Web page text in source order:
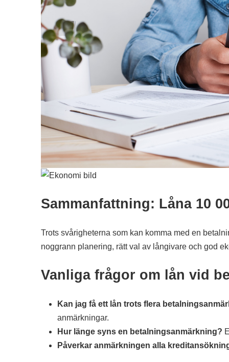
Sammanfattning: Låna 10
Trots svårigheterna som kan komma med en
noggrann planering, rätt val av långivare och god
Vanliga frågor om lån vid
Kan jag få ett lån trots flera
anmärkningar.
Hur länge syns en betalningsanmärkning?
Påverkar anmärkningen alla